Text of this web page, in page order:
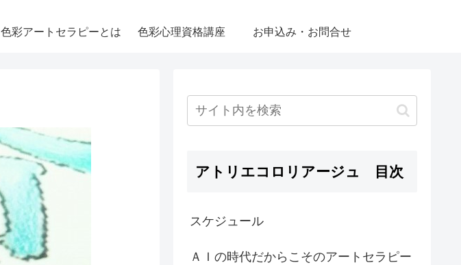
色彩アートセラピーとは 色彩心理資格講座 お申込み・お問合せ
アトリエコロリアージュ 目次
スケジュール
ＡＩの時代だからこそのアートセラピー